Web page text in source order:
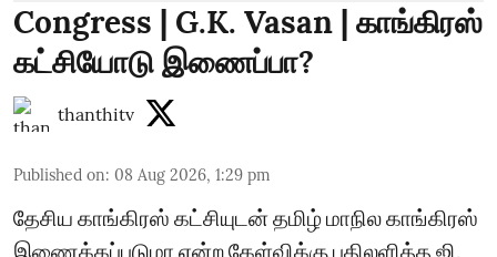
Congress | G.K. Vasan | காங்கிரஸ்
கட்சியோடு இணைப்பா?
thanthitv
Published on: 08 Aug 2026, 1:29 pm
தேசிய காங்கிரஸ் கட்சியுடன் தமிழ் மாநில காங்கிரஸ்
இணைக்கப்படுமா என்ற கேள்விக்கு பதிலளித்த ஜி.